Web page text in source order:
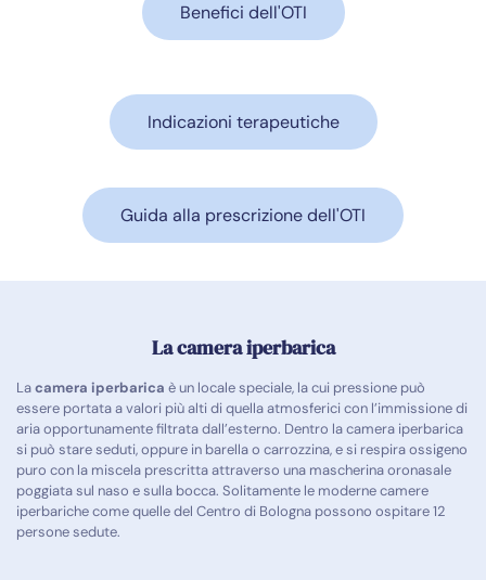
Benefici dell'OTI
Indicazioni terapeutiche
Guida alla prescrizione dell'OTI
La camera iperbarica
Lacamera iperbarica è un locale speciale, la cui pressione può
essere portata a valori più alti di quella atmosferici con l’immissione di
aria opportunamente filtrata dall’esterno. Dentro la camera iperbarica
si può stare seduti, oppure in barella o carrozzina, e si respira ossigeno
puro con la miscela prescritta attraverso una mascherina oronasale
poggiata sul naso e sulla bocca. Solitamente le moderne camere
iperbariche come quelle del Centro di Bologna possono ospitare 12
persone sedute.